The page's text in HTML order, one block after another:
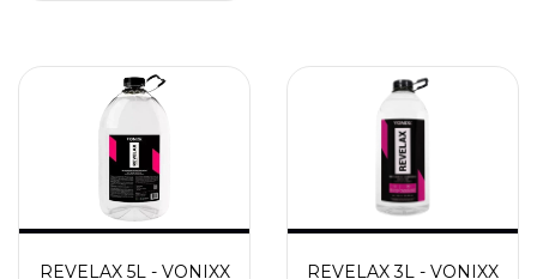
REVELAX 5L - VONIXX REVELAX 3L - VONIXX